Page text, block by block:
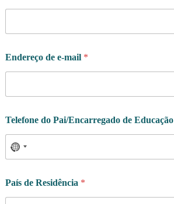
Endereço de e-mail *
Telefone do Pai/Encarregado de Educação
País de Residência *